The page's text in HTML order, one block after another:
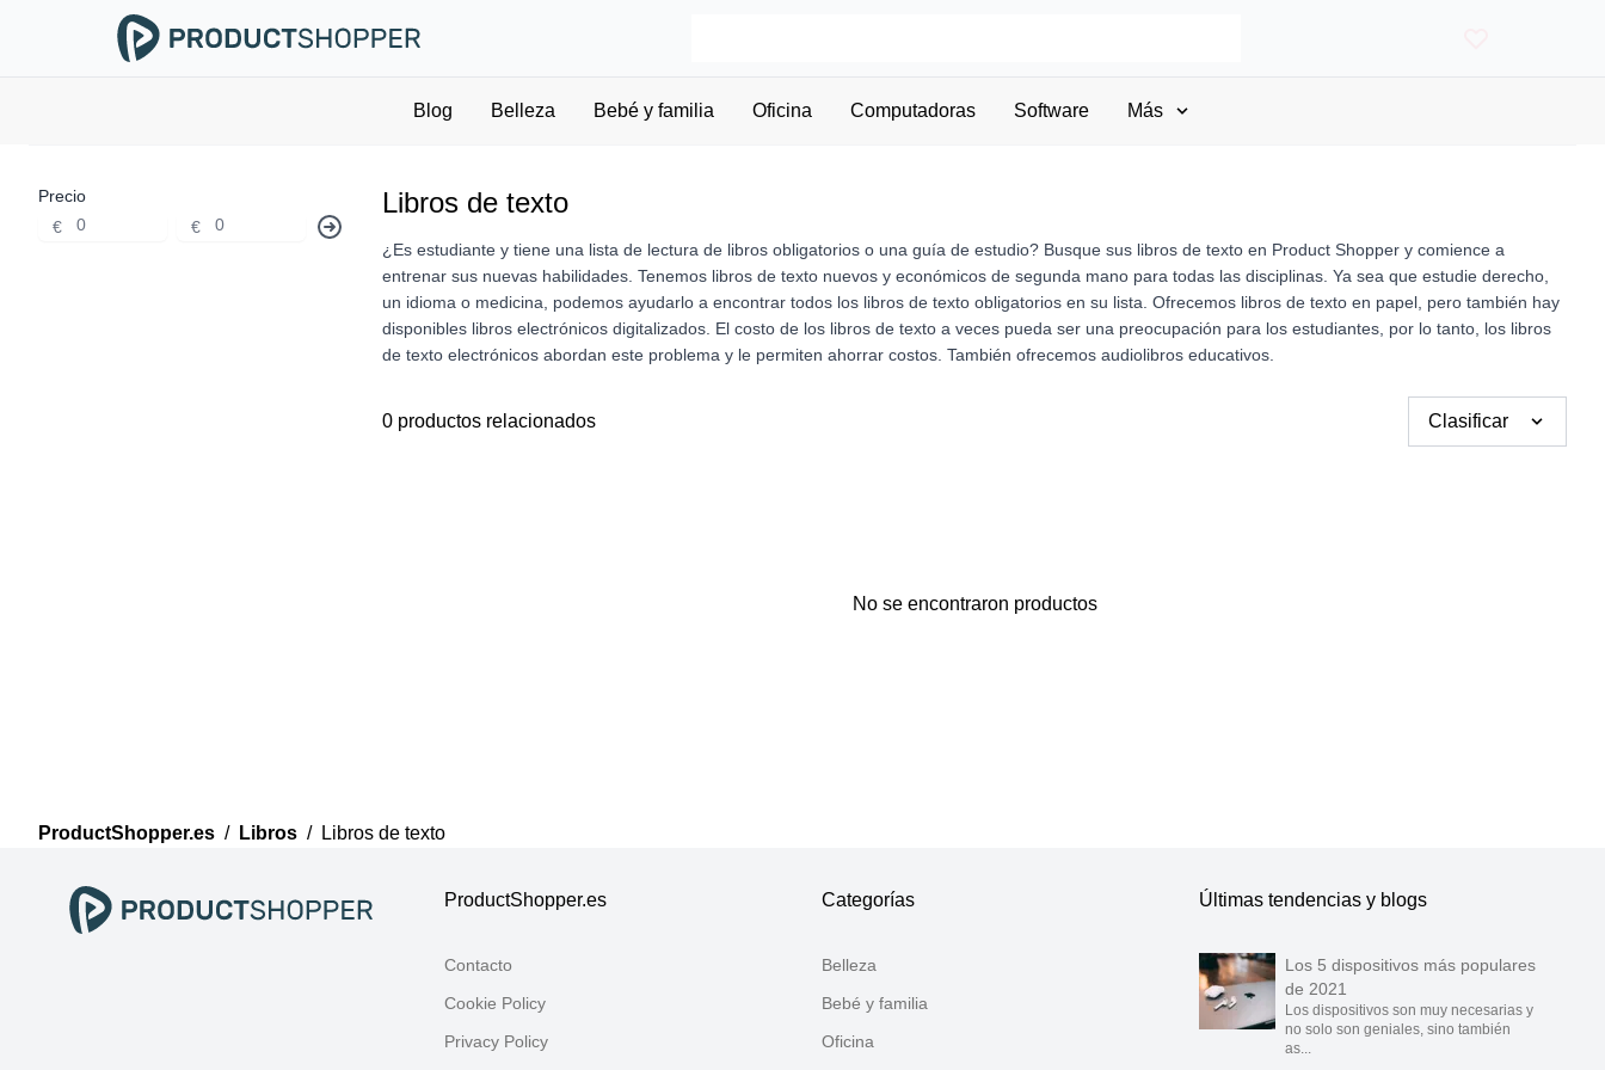
Blog Belleza Bebé y familia Oficina Computadoras Software Más
Precio
€
€
Libros de texto
¿Es estudiante y tiene una lista de lectura de libros obligatorios o una guía de estudio? Busque sus libros de texto en Product Shopper y comience a
entrenar sus nuevas habilidades. Tenemos libros de texto nuevos y económicos de segunda mano para todas las disciplinas. Ya sea que estudie derecho,
un idioma o medicina, podemos ayudarlo a encontrar todos los libros de texto obligatorios en su lista. Ofrecemos libros de texto en papel, pero también hay
disponibles libros electrónicos digitalizados. El costo de los libros de texto a veces pueda ser una preocupación para los estudiantes, por lo tanto, los libros
de texto electrónicos abordan este problema y le permiten ahorrar costos. También ofrecemos audiolibros educativos.
0 productos relacionados Clasificar
No se encontraron productos
ProductShopper.es / Libros / Libros de texto
ProductShopper.es
Contacto
Cookie Policy
Privacy Policy
Categorías
Belleza
Bebé y familia
Oficina
Últimas tendencias y blogs
Los 5 dispositivos más populares
de 2021
Los dispositivos son muy necesarias y
no solo son geniales, sino también
as...